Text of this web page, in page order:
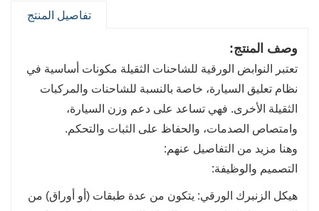
تفاصيل المنتج
وصف المنتج:
تعتبر النوابض الورقية للشاحنات الثقيلة مكونات أساسية في
نظام تعليق السيارة، خاصة بالنسبة للشاحنات والمركبات
الثقيلة الأخرى. فهي تساعد على دعم وزن السيارة،
وامتصاص الصدمات، والحفاظ على الثبات والتحكم.
وهنا مزيد من التفاصيل عنهم:
التصميم والوظيفة:
هيكل الزنبرك الورقي: يتكون من عدة طبقات (أو أوراق) من